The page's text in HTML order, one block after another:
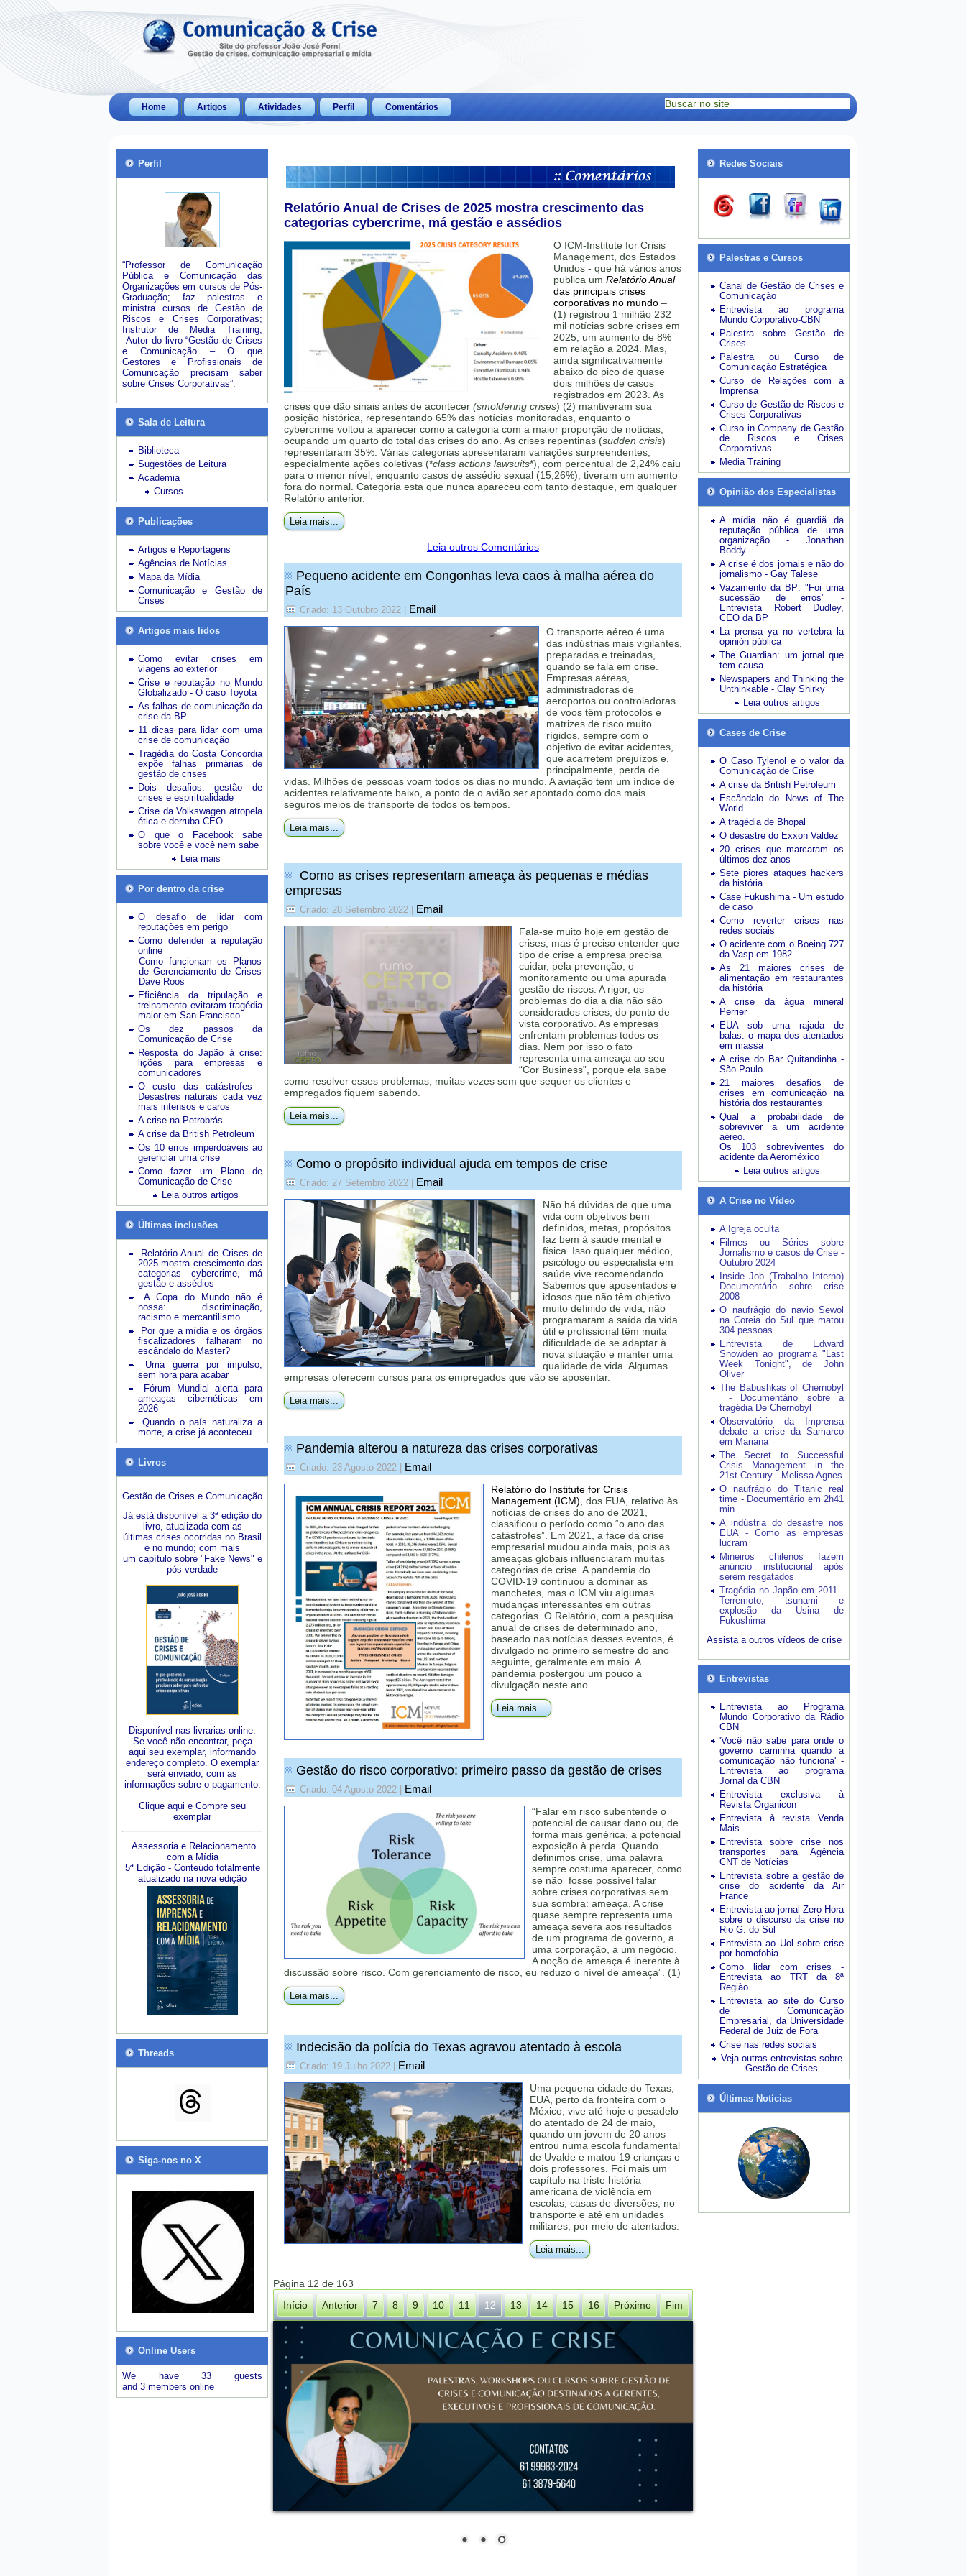
Home Artigos Atividades Perfil Comentários
Perfil
“Professor de Comunicação
Pública e Comunicação das
Organizações em cursos de Pós-
Graduação; faz palestras e
ministra cursos de Gestão de
Riscos e Crises Corporativas;
Instrutor de Media Training;
Autor do livro “Gestão de Crises
e Comunicação – O que
Gestores e Profissionais de
Comunicação precisam saber
sobre Crises Corporativas”.
Sala de Leitura
Biblioteca
Sugestões de Leitura
Academia
Cursos
Publicações
Artigos e Reportagens
Agências de Notícias
Mapa da Mídia
Comunicação e Gestão de
Crises
Artigos mais lidos
Como evitar crises em
viagens ao exterior
Crise e reputação no Mundo
Globalizado - O caso Toyota
As falhas de comunicação da
crise da BP
11 dicas para lidar com uma
crise de comunicação
Tragédia do Costa Concordia
expõe falhas primárias de
gestão de crises
Dois desafios: gestão de
crises e espiritualidade
Crise da Volkswagen atropela
ética e derruba CEO
O que o Facebook sabe
sobre você e você nem sabe
Leia mais
Por dentro da crise
O desafio de lidar com
reputações em perigo
Como defender a reputação
online
Como funcionam os Planos
de Gerenciamento de Crises
Dave Roos
Eficiência da tripulação e
treinamento evitaram tragédia
maior em San Francisco
Os dez passos da
Comunicação de Crise
Resposta do Japão à crise:
lições para empresas e
comunicadores
O custo das catástrofes -
Desastres naturais cada vez
mais intensos e caros
A crise na Petrobrás
A crise da British Petroleum
Os 10 erros imperdoáveis ao
gerenciar uma crise
Como fazer um Plano de
Comunicação de Crise
Leia outros artigos
Últimas inclusões
Relatório Anual de Crises de
2025 mostra crescimento das
categorias cybercrime, má
gestão e assédios
A Copa do Mundo não é
nossa: discriminação,
racismo e mercantilismo
Por que a mídia e os órgãos
fiscalizadores falharam no
escândalo do Master?
Uma guerra por impulso,
sem hora para acabar
Fórum Mundial alerta para
ameaças cibernéticas em
2026
Quando o país naturaliza a
morte, a crise já aconteceu
Livros
Gestão de Crises e Comunicação
Já está disponível a 3ª edição do
livro, atualizada com as
últimas crises ocorridas no Brasil
e no mundo; com mais
um capítulo sobre "Fake News" e
pós-verdade
Disponível nas livrarias online.
Se você não encontrar, peça
aqui seu exemplar, informando
endereço completo. O exemplar
será enviado, com as
informações sobre o pagamento.
Clique aqui e Compre seu
exemplar
Assessoria e Relacionamento
com a Mídia
5ª Edição - Conteúdo totalmente
atualizado na nova edição
Threads
Siga-nos no X
Online Users
We have 33 guests
and 3 members online
Relatório Anual de Crises de 2025 mostra crescimento das
categorias cybercrime, má gestão e assédios
O ICM-Institute for Crisis
Management, dos Estados
Unidos - que há vários anos
publica um Relatório Anual
das principais crises
corporativas no mundo –
(1) registrou 1 milhão 232
mil notícias sobre crises em
2025, um aumento de 8%
em relação a 2024. Mas,
ainda significativamente
abaixo do pico de quase
dois milhões de casos
registrados em 2023. As
crises que dão sinais antes de acontecer (smoldering crises) (2) mantiveram sua
posição histórica, representando 65% das notícias monitoradas, enquanto o
cybercrime voltou a aparecer como a categoria com a maior proporção de notícias,
ocupando um quarto do total das crises do ano. As crises repentinas (sudden crisis)
representaram 35%. Várias categorias apresentaram variações surpreendentes,
especialmente ações coletivas (*class actions lawsuits*), com percentual de 2,24% caiu
para o menor nível; enquanto casos de assédio sexual (15,26%), tiveram um aumento
fora do normal. Categoria esta que nunca apareceu com tanto destaque, em qualquer
Relatório anterior.
Leia mais...
Leia outros Comentários
Pequeno acidente em Congonhas leva caos à malha aérea do
País
Criado: 13 Outubro 2022 Email
O transporte aéreo é uma
das indústrias mais vigilantes,
preparadas e treinadas,
quando se fala em crise.
Empresas aéreas,
administradoras de
aeroportos ou controladoras
de voos têm protocolos e
matrizes de risco muito
rígidos, sempre com o
objetivo de evitar acidentes,
que acarretem prejuízos e,
principalmente, perda de
vidas. Milhões de pessoas voam todos os dias no mundo. A aviação tem um índice de
acidentes relativamente baixo, a ponto de o avião ser apontado como dos mais
seguros meios de transporte de todos os tempos.
Leia mais...
Como as crises representam ameaça às pequenas e médias
empresas
Criado: 28 Setembro 2022 Email
Fala-se muito hoje em gestão de
crises, mas é preciso entender que
tipo de crise a empresa precisa
cuidar, pela prevenção, o
monitoramento ou uma apurada
gestão de riscos. A rigor, os
problemas do dia a dia não são
considerados crises, do ponto de
vista corporativo. As empresas
enfrentam problemas todos os
dias. Nem por isso o fato
representa uma ameaça ao seu
“Cor Business”, porque ela sabe
como resolver esses problemas, muitas vezes sem que sequer os clientes e
empregados fiquem sabendo.
Leia mais...
Como o propósito individual ajuda em tempos de crise
Criado: 27 Setembro 2022 Email
Não há dúvidas de que uma
vida com objetivos bem
definidos, metas, propósitos
faz bem à saúde mental e
física. Isso qualquer médico,
psicólogo ou especialista em
saúde vive recomendando.
Sabemos que aposentados e
idosos que não têm objetivo
muito definido de vida, não
programaram a saída da vida
útil e profissional têm muita
dificuldade de se adaptar à
nova situação e manter uma
qualidade de vida. Algumas
empresas oferecem cursos para os empregados que vão se aposentar.
Leia mais...
Pandemia alterou a natureza das crises corporativas
Criado: 23 Agosto 2022 Email
Relatório do Institute for Crisis
Management (ICM) , dos EUA, relativo às
notícias de crises do ano de 2021,
classificou o período como “o ano das
catástrofes”. Em 2021, a face da crise
empresarial mudou ainda mais, pois as
ameaças globais influenciaram muitas
categorias de crise. A pandemia do
COVID-19 continuou a dominar as
manchetes, mas o ICM viu algumas
mudanças interessantes em outras
categorias. O Relatório, com a pesquisa
anual de crises de determinado ano,
baseado nas notícias desses eventos, é
divulgado no primeiro semestre do ano
seguinte, geralmente em maio. A
pandemia postergou um pouco a
divulgação neste ano.
Leia mais...
Gestão do risco corporativo: primeiro passo da gestão de crises
Criado: 04 Agosto 2022 Email
“Falar em risco subentende o
potencial de causar dano ou, de
forma mais genérica, a potencial
exposição à perda. Quando
definimos crise, uma palavra
sempre costuma aparecer, como
se não fosse possível falar
sobre crises corporativas sem
sua sombra: ameaça. A crise
quase sempre representa uma
ameaça severa aos resultados
de um programa de governo, a
uma corporação, a um negócio.
A noção de ameaça é inerente à
discussão sobre risco. Com gerenciamento de risco, eu reduzo o nível de ameaça”. (1)
Leia mais...
Indecisão da polícia do Texas agravou atentado à escola
Criado: 19 Julho 2022 Email
Uma pequena cidade do Texas,
EUA, perto da fronteira com o
México, vive até hoje o pesadelo
do atentado de 24 de maio,
quando um jovem de 20 anos
entrou numa escola fundamental
de Uvalde e matou 19 crianças e
dois professores. Foi mais um
capítulo na triste história
americana de violência em
escolas, casas de diversões, no
transporte e até em unidades
militares, por meio de atentados.
Leia mais...
Página 12 de 163
Início
Anterior 7 8 9 10 11 12 13 14 15 16 Próximo Fim
Redes Sociais
Palestras e Cursos
Canal de Gestão de Crises e
Comunicação
Entrevista ao programa
Mundo Corporativo-CBN
Palestra sobre Gestão de
Crises
Palestra ou Curso de
Comunicação Estratégica
Curso de Relações com a
Imprensa
Curso de Gestão de Riscos e
Crises Corporativas
Curso in Company de Gestão
de Riscos e Crises
Corporativas
Media Training
Opinião dos Especialistas
A mídia não é guardiã da
reputação pública de uma
organização - Jonathan
Boddy
A crise é dos jornais e não do
jornalismo - Gay Talese
Vazamento da BP: "Foi uma
sucessão de erros" -
Entrevista Robert Dudley,
CEO da BP
La prensa ya no vertebra la
opinión pública
The Guardian: um jornal que
tem causa
Newspapers and Thinking the
Unthinkable - Clay Shirky
Leia outros artigos
Cases de Crise
O Caso Tylenol e o valor da
Comunicação de Crise
A crise da British Petroleum
Escândalo do News of The
World
A tragédia de Bhopal
O desastre do Exxon Valdez
20 crises que marcaram os
últimos dez anos
Sete piores ataques hackers
da história
Case Fukushima - Um estudo
de caso
Como reverter crises nas
redes sociais
O acidente com o Boeing 727
da Vasp em 1982
As 21 maiores crises de
alimentação em restaurantes
da história
A crise da água mineral
Perrier
EUA sob uma rajada de
balas: o mapa dos atentados
em massa
A crise do Bar Quitandinha -
São Paulo
21 maiores desafios de
crises em comunicação na
história dos restaurantes
Qual a probabilidade de
sobreviver a um acidente
aéreo.
Os 103 sobreviventes do
acidente da Aeroméxico
Leia outros artigos
A Crise no Vídeo
A Igreja oculta
Filmes ou Séries sobre
Jornalismo e casos de Crise -
Outubro 2024
Inside Job (Trabalho Interno)
Documentário sobre crise
2008
O naufrágio do navio Sewol
na Coreia do Sul que matou
304 pessoas
Entrevista de Edward
Snowden ao programa "Last
Week Tonight", de John
Oliver
The Babushkas of Chernobyl
- Documentário sobre a
tragédia De Chernobyl
Observatório da Imprensa
debate a crise da Samarco
em Mariana
The Secret to Successful
Crisis Management in the
21st Century - Melissa Agnes
O naufrágio do Titanic real
time - Documentário em 2h41
min
A indústria do desastre nos
EUA - Como as empresas
lucram
Mineiros chilenos fazem
anúncio institucional após
serem resgatados
Tragédia no Japão em 2011 -
Terremoto, tsunami e
explosão da Usina de
Fukushima
Assista a outros vídeos de crise
Entrevistas
Entrevista ao Programa
Mundo Corporativo da Rádio
CBN
'Você não sabe para onde o
governo caminha quando a
comunicação não funciona' -
Entrevista ao programa
Jornal da CBN
Entrevista exclusiva à
Revista Organicon
Entrevista à revista Venda
Mais
Entrevista sobre crise nos
transportes para Agência
CNT de Notícias
Entrevista sobre a gestão de
crise do acidente da Air
France
Entrevista ao jornal Zero Hora
sobre o discurso da crise no
Rio G. do Sul
Entrevista ao Uol sobre crise
por homofobia
Como lidar com crises -
Entrevista ao TRT da 8ª
Região
Entrevista ao site do Curso
de Comunicação
Empresarial, da Universidade
Federal de Juiz de Fora
Crise nas redes sociais
Veja outras entrevistas sobre
Gestão de Crises
Últimas Notícias